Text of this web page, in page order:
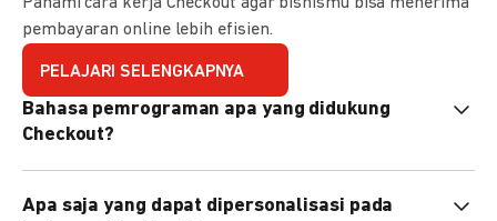
Pahami cara kerja Checkout agar bisnismu bisa menerima
pembayaran online lebih efisien.
PELAJARI SELENGKAPNYA
Bahasa pemrograman apa yang didukung
Checkout?
PHP, Node.js, Go, dll).
Apa saja yang dapat dipersonalisasi pada